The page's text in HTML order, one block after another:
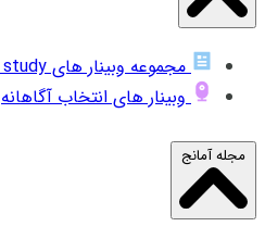
مجموعه وبینار های case study دیزاین
وبینار های انتخاب آگاهانه
مجله آمانج